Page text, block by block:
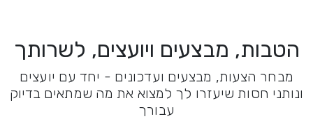
הטבות, מבצעים ויועצים, לשרותך
מבחר הצעות, מבצעים ועדכונים - יחד עם יועצים
ונותני חסות שיעזרו לך למצוא את מה שמתאים בדיוק
עבורך